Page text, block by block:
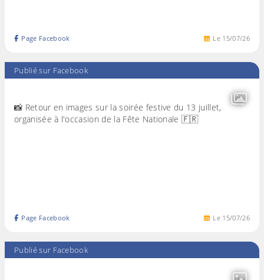
Le 15/07/26
Page Facebook
Publié sur Facebook
📸 Retour en images sur la soirée festive du 13 juillet,
organisée à l'occasion de la Fête Nationale 🇫🇷
Le 15/07/26
Page Facebook
Publié sur Facebook